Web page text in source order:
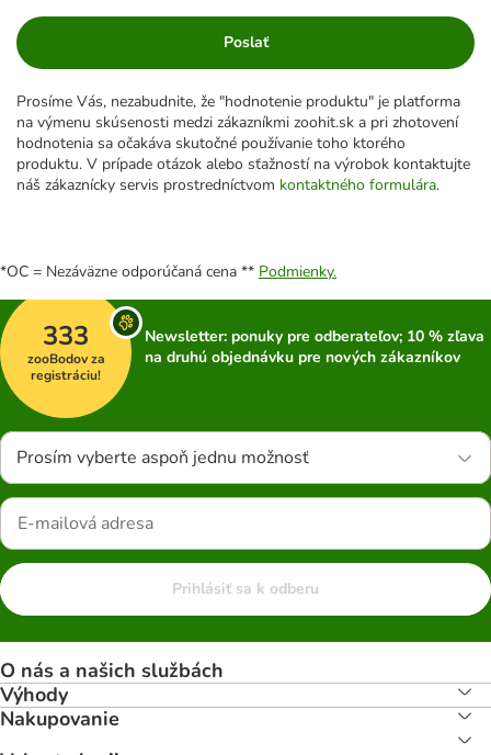
Poslať
Prosíme Vás, nezabudnite, že "hodnotenie produktu" je platforma
na výmenu skúsenosti medzi zákazníkmi zoohit.sk a pri zhotovení
hodnotenia sa očakáva skutočné používanie toho ktorého
produktu. V prípade otázok alebo sťažností na výrobok kontaktujte
náš zákaznícky servis prostredníctvom kontaktného formulára.
*OC = Nezáväzne odporúčaná cena ** Podmienky.
333
zooBodov za
registráciu!
Newsletter: ponuky pre odberateľov; 10 % zľava
na druhú objednávku pre nových zákazníkov
Prosím vyberte aspoň jednu možnosť
Prihlásiť sa k odberu
O nás a našich službách
Výhody
Nakupovanie